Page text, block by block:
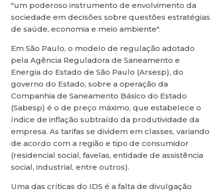
"um poderoso instrumento de envolvimento da
sociedade em decisões sobre questões estratégias
de saúde, economia e meio ambiente".
Em São Paulo, o modelo de regulação adotado
pela Agência Reguladora de Saneamento e
Energia do Estado de São Paulo (Arsesp), do
governo do Estado, sobre a operação da
Companhia de Saneamento Básico do Estado
(Sabesp) é o de preço máximo, que estabelece o
índice de inflação subtraído da produtividade da
empresa. As tarifas se dividem em classes, variando
de acordo com a região e tipo de consumidor
(residencial social, favelas, entidade de assistência
social, industrial, entre outros).
Uma das críticas do IDS é a falta de divulgação